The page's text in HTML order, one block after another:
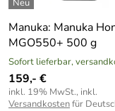
Manuka: Manuka
MGO550+ 500 g
Sofort lieferbar,
159,- €
inkl. 19% MwSt., inkl.
Versandkostenfür